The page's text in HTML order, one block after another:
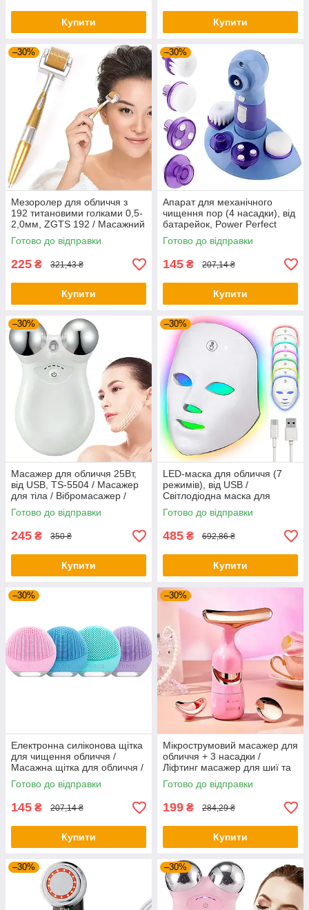
Купити Купити
–30%
Мезоролер для обличчя з
192 титановими голками 0,5-
2,0мм, ZGTS 192 / Масажний
ролик для догляду за
обличчям
Готово до відправки
225 ₴ 321,43 ₴
Купити
–30%
Апарат для механічного
чищення пор (4 насадки), від
батарейок, Power Perfect
Pore / Вакуумний очищувач
пор
Готово до відправки
145 ₴ 207,14 ₴
Купити
–30%
Масажер для обличчя 25Вт,
від USB, TS-5504 / Масажер
для тіла / Вібромасажер /
Ручний масажер
Готово до відправки
245 ₴ 350 ₴
Купити
–30%
LED-маска для обличчя (7
режимів), від USB /
Світлодіодна маска для
світлотерапії / Лед маска
Готово до відправки
485 ₴ 692,86 ₴
Купити
–30%
Електронна силіконова щітка
для чищення обличчя /
Масажна щітка для обличчя /
Щітка для очищення шкіри
Готово до відправки
145 ₴ 207,14 ₴
Купити
–30%
Мікрострумовий масажер для
обличчя + 3 насадки /
Ліфтинг масажер для шиї та
обличчя / Масажер для очей
Готово до відправки
199 ₴ 284,29 ₴
Купити
–30% –30%